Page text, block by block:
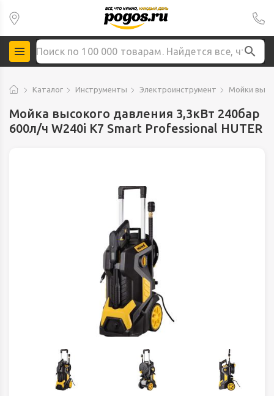
Каталог Инструменты Электроинструмент Мойки
Мойка высокого давления 3,3кВт 240бар
600л/ч W240i K7 Smart Professional HUTER